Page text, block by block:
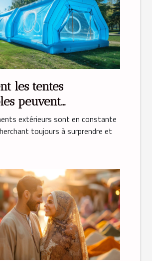
les tentes
peuvent
vos événements
extérieurs sont en constante
toujours à surprendre et